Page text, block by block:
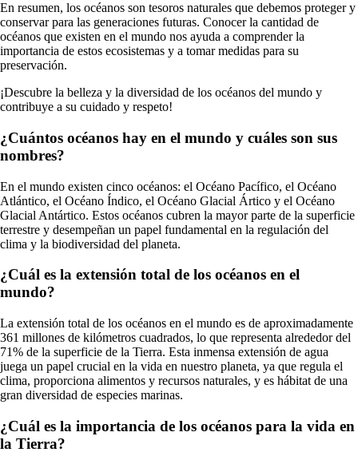
En resumen, los océanos son tesoros naturales que debemos proteger y
conservar para las generaciones futuras. Conocer la cantidad de
océanos que existen en el mundo nos ayuda a comprender la
importancia de estos ecosistemas y a tomar medidas para su
preservación.
¡Descubre la belleza y la diversidad de los océanos del mundo y
contribuye a su cuidado y respeto!
¿Cuántos océanos hay en el mundo y cuáles son sus
nombres?
En el mundo existen cinco océanos: el Océano Pacífico, el Océano
Atlántico, el Océano Índico, el Océano Glacial Ártico y el Océano
Glacial Antártico. Estos océanos cubren la mayor parte de la superficie
terrestre y desempeñan un papel fundamental en la regulación del
clima y la biodiversidad del planeta.
¿Cuál es la extensión total de los océanos en el
mundo?
La extensión total de los océanos en el mundo es de aproximadamente
361 millones de kilómetros cuadrados, lo que representa alrededor del
71% de la superficie de la Tierra. Esta inmensa extensión de agua
juega un papel crucial en la vida en nuestro planeta, ya que regula el
clima, proporciona alimentos y recursos naturales, y es hábitat de una
gran diversidad de especies marinas.
¿Cuál es la importancia de los océanos para la vida en
la Tierra?